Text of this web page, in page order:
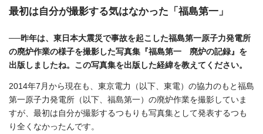
最初は自分が撮影する気はなかった「福島第一」
──昨年は、東日本大震災で事故を起こした福島第一原子力発電所
の廃炉作業の様子を撮影した写真集『福島第一 廃炉の記録』を
出版しましたね。この写真集を出版した経緯を教えてください。
2014年7月から現在も、東京電力（以下、東電）の協力のもと福島
第一原子力発電所（以下、福島第一）の廃炉作業を撮影していま
すが、最初は自分が撮影するつもりも写真集として発表するつも
り全くなかったんです。